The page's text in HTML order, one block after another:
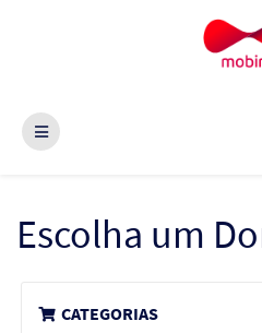
Escolha um
CATEGORIAS